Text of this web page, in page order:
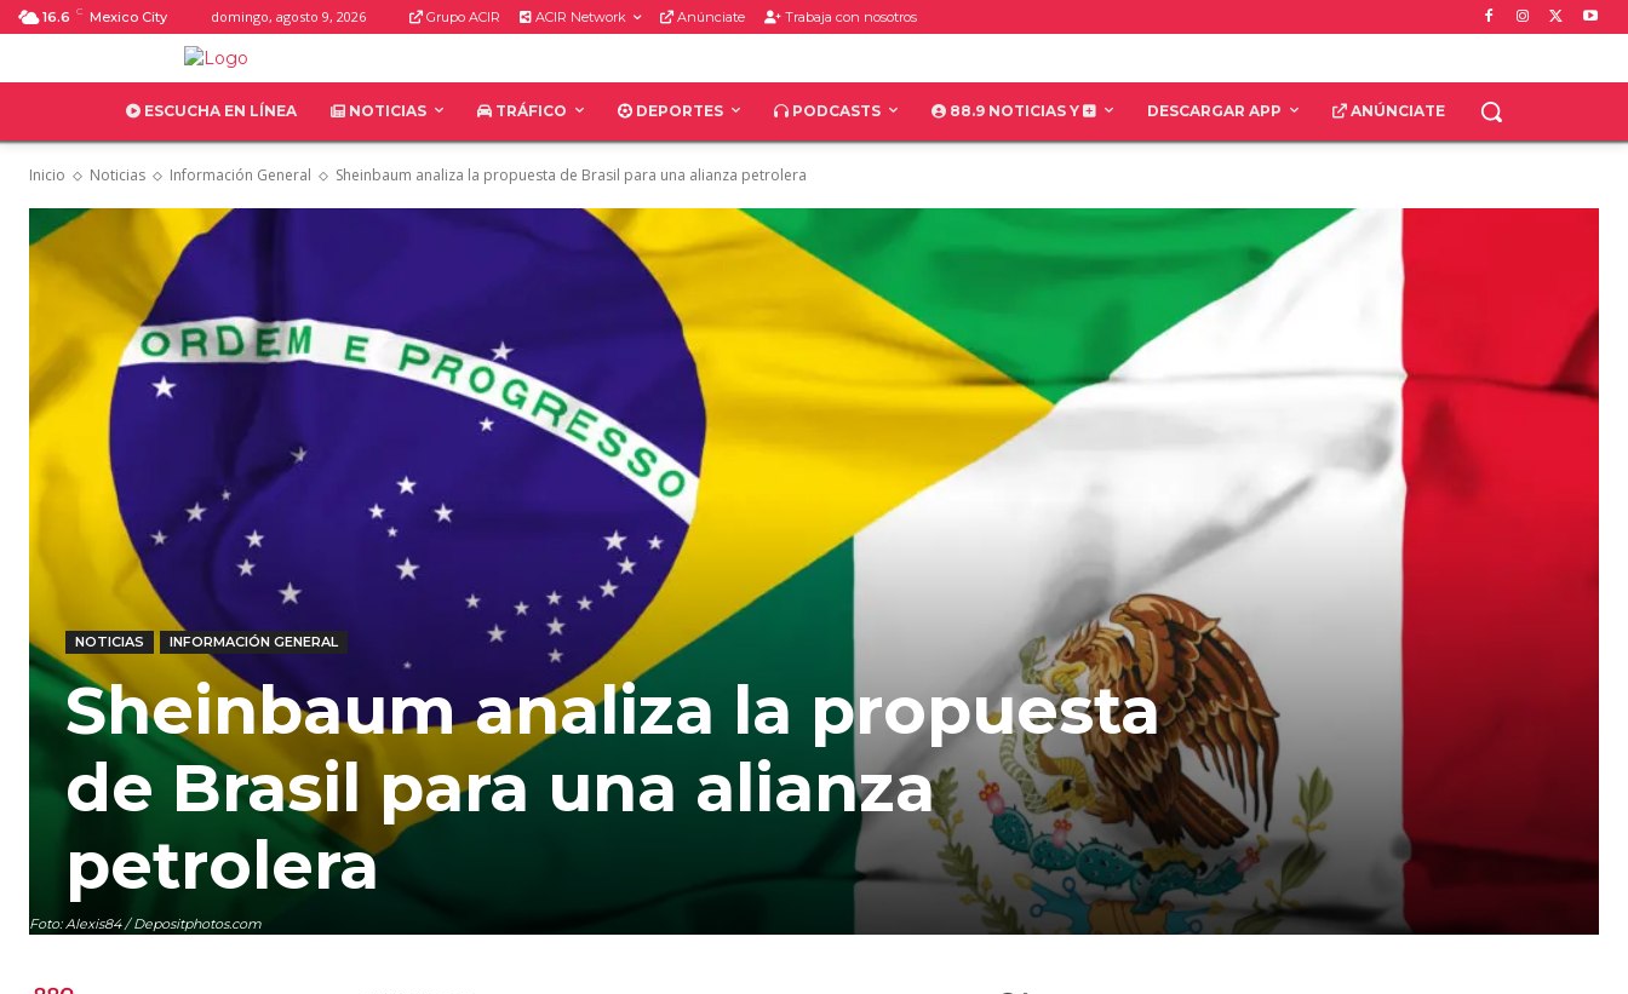
16.6 C Mexico City domingo, agosto 9, 2026 Grupo ACIR ACIR Network Anúnciate Trabaja con nosotros
ESCUCHA EN LÍNEA NOTICIAS TRÁFICO DEPORTES PODCASTS 88.9 NOTICIAS Y DESCARGAR APP ANÚNCIATE
Inicio Noticias Información General Sheinbaum analiza la propuesta de Brasil para una alianza petrolera
Foto: Alexis84 / Depositphotos.com
NOTICIAS INFORMACIÓN GENERAL
Sheinbaum analiza la propuesta
de Brasil para una alianza
petrolera